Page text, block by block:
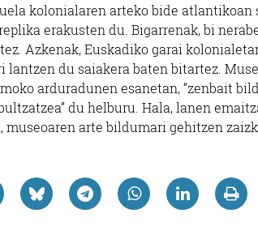
kolonialaren arteko bide atlantikoan
erakusten du. Bigarrenak, bi
Azkenak, Euskadiko garai
du saiakera baten bitartez.
arduradunen esanetan, “zenbait
du helburu. Hala, lanen
museoaren arte bildumari gehitzen